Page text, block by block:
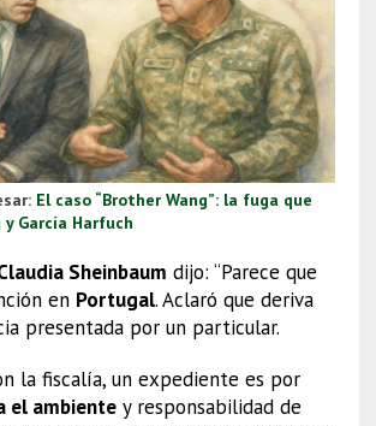
El caso “Brother Wang”: la fuga que
García Harfuch
Sheinbaum dijo: “Parece que
en Portugal. Aclaró que deriva
presentada por un particular.
la fiscalía, un expediente es por
el ambientey responsabilidad de